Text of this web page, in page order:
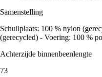
Samenstelling
Schuilplaats: 100 % nylon
(gerecycled) - Voering: 100 %
Achterzijde binnenbeenlengte
73